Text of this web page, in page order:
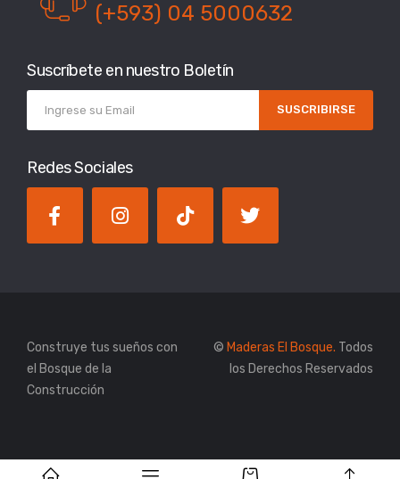
(+593) 04 5000632
Suscríbete en nuestro Boletín
SUSCRIBIRSE
Redes Sociales
Construye tus sueños con
el Bosque de la
Construcción
© Maderas El Bosque. Todos
los Derechos Reservados